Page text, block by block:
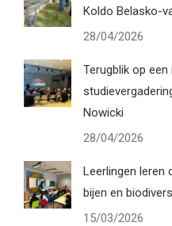
Koldo Belasko-
28/04/2026
Terugblik op een
Nowicki
28/04/2026
Leerlingen leren
bijen en
15/03/2026